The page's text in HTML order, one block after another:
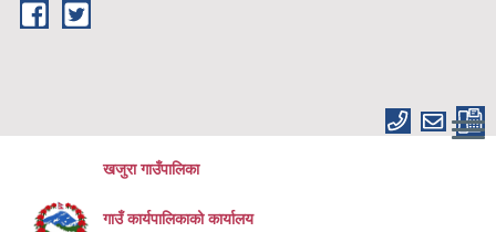
Skip to main content
खजुरा गाउँपालिका
गाउँ कार्यपालिकाको कार्यालय